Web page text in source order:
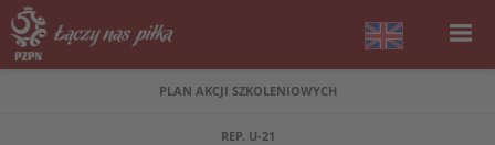
PLAN AKCJI SZKOLENIOWYCH
REP. U-21